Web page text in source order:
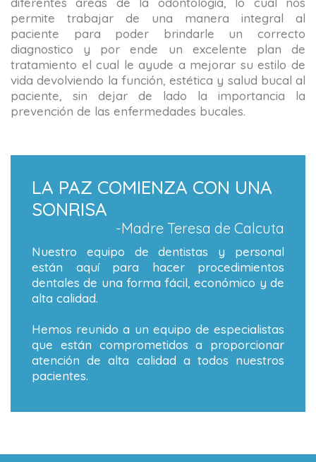
permite trabajar de una manera integral al
paciente para poder brindarle un correcto
diagnostico y por ende un excelente plan de
tratamiento el cual le ayude a mejorar su estilo de
vida devolviendo la función, estética y salud bucal al
paciente, sin dejar de lado la importancia la
prevención de las enfermedades bucales.
LA PAZ COMIENZA CON UNA
SONRISA
-Madre Teresa de Calcuta
Nuestro equipo de dentistas y personal
están aquí para hacer procedimientos
dentales de una forma fácil, económico y de
alta calidad.
Hemos reunido a un equipo de especialistas
que están comprometidos a proporcionar
atención de alta calidad a todos nuestros
pacientes.